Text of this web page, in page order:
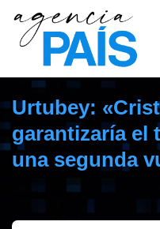
Urtubey:
garantizaría el
una segunda